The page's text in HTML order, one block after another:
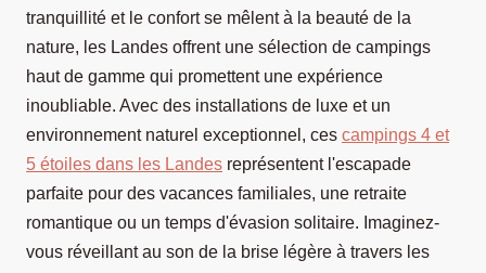
tranquillité et le confort se mêlent à la beauté de la
nature, les Landes offrent une sélection de campings
haut de gamme qui promettent une expérience
inoubliable. Avec des installations de luxe et un
environnement naturel exceptionnel, ces campings 4 et
5 étoiles dans les Landes représentent l'escapade
parfaite pour des vacances familiales, une retraite
romantique ou un temps d'évasion solitaire. Imaginez-
vous réveillant au son de la brise légère à travers les